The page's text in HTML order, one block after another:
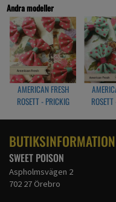
Andra modeller
AMERICAN FRESH
ROSETT - PRICKIG
BUTIKSINFORMATION
SWEET POISON
Aspholmsvägen 2
702 27 Örebro